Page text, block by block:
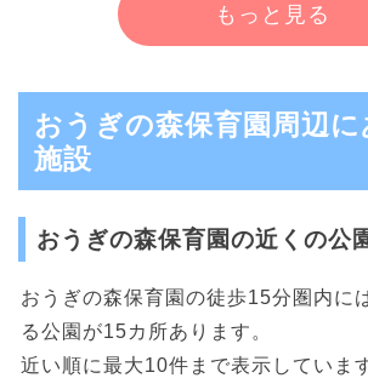
もっと見る
おうぎの森保育園周辺に
施設
おうぎの森保育園の近くの公
おうぎの森保育園の徒歩15分圏内に
る公園が15カ所あります。
近い順に最大10件まで表示していま